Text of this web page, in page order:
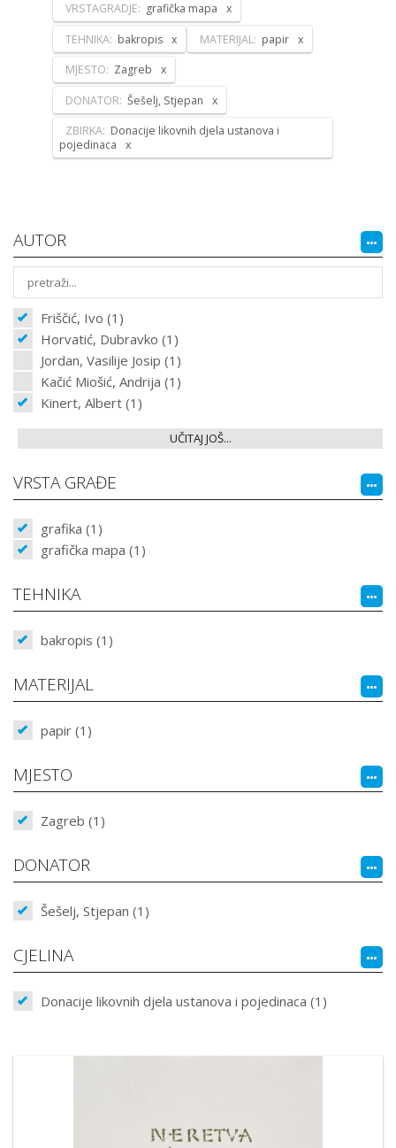
VRSTAGRADJE: grafička mapa
TEHNIKA: bakropis MATERIJAL: papir
MJESTO: Zagreb
DONATOR: Šešelj, Stjepan
ZBIRKA: Donacije likovnih djela ustanova i
pojedinaca
AUTOR
Friščić, Ivo (1)
Horvatić, Dubravko (1)
Jordan, Vasilije Josip (1)
Kačić Miošić, Andrija (1)
Kinert, Albert (1)
UČITAJ JOŠ...
VRSTA GRAĐE
grafika (1)
grafička mapa (1)
TEHNIKA
bakropis (1)
MATERIJAL
papir (1)
MJESTO
Zagreb (1)
DONATOR
Šešelj, Stjepan (1)
CJELINA
Donacije likovnih djela ustanova i pojedinaca (1)